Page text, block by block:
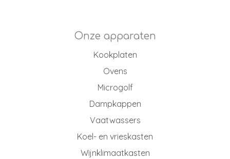
Onze apparaten
Kookplaten
Ovens
Microgolf
Dampkappen
Vaatwassers
Koel- en vrieskasten
Wijnklimaatkasten